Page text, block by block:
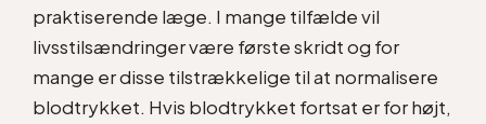
praktiserende læge. I mange tilfælde vil
livsstilsændringer være første skridt og for
mange er disse tilstrækkelige til at normalisere
blodtrykket. Hvis blodtrykket fortsat er for højt,